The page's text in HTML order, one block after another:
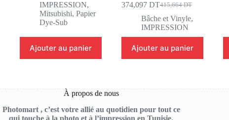
IMPRESSION,
Mitsubishi, Papier
Dye-Sub
Ajouter au panier
415,664DT
Le
prix
initial
était :
415,664 DT.
374,097DTLe
prix
actuel
est :
374,097 DT.
Bâche et Vinyle,
IMPRESSION
Ajouter au panier
À propos de nous
Photomart , c’est votre allié au quotidien pour tout ce
qui touche à la photo et à l’impression en Tunisie.